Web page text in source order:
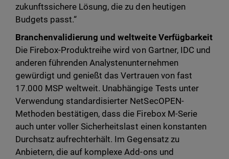
zukunftssichere Lösung, die zu den heutigen
Budgets passt.“
Branchenvalidierung und weltweite Verfügbarkeit
Die Firebox-Produktreihe wird von Gartner, IDC und
anderen führenden Analystenunternehmen
gewürdigt und genießt das Vertrauen von fast
17.000 MSP weltweit. Unabhängige Tests unter
Verwendung standardisierter NetSecOPEN-
Methoden bestätigen, dass die Firebox M-Serie
auch unter voller Sicherheitslast einen konstanten
Durchsatz aufrechterhält. Im Gegensatz zu
Anbietern, die auf komplexe Add-ons und